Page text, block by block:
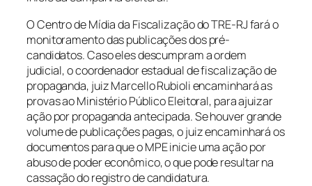
O Centro de Mídia da Fiscalização do TRE-RJ fará o
monitoramento das publicações dos pré-
candidatos. Caso eles descumpram a ordem
judicial, o coordenador estadual de fiscalização de
propaganda, juiz Marcello Rubioli encaminhará as
provas ao Ministério Público Eleitoral, para ajuizar
ação por propaganda antecipada. Se houver grande
volume de publicações pagas, o juiz encaminhará os
documentos para que o MPE inicie uma ação por
abuso de poder econômico, o que pode resultar na
cassação do registro de candidatura.